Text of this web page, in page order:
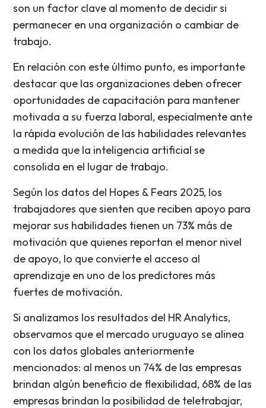
son un factor clave al momento de decidir si
permanecer en una organización o cambiar de
trabajo.
En relación con este último punto, es importante
destacar que las organizaciones deben ofrecer
oportunidades de capacitación para mantener
motivada a su fuerza laboral, especialmente ante
la rápida evolución de las habilidades relevantes
a medida que la inteligencia artificial se
consolida en el lugar de trabajo.
Según los datos del Hopes & Fears 2025, los
trabajadores que sienten que reciben apoyo para
mejorar sus habilidades tienen un 73% más de
motivación que quienes reportan el menor nivel
de apoyo, lo que convierte el acceso al
aprendizaje en uno de los predictores más
fuertes de motivación.
Si analizamos los resultados del HR Analytics,
observamos que el mercado uruguayo se alinea
con los datos globales anteriormente
mencionados: al menos un 74% de las empresas
brindan algún beneficio de flexibilidad, 68% de las
empresas brindan la posibilidad de teletrabajar,